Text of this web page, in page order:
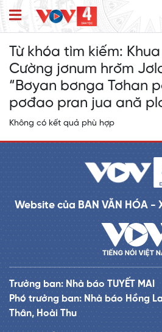
Từ khóa tìm kiếm:
Cường jơnum hrŏm
“Bơyan bơnga Tơhan
pơđao pran jua ană
Không có kết quả phù hợp
Website của BAN VĂN HÓA -
Trưởng ban: Nhà báo TUYẾT MAI
Phó trưởng ban: Nhà báo Hồng
Thân, Hoài Thu